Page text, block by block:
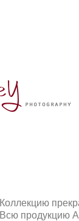
Коллекцию
Всю продукцию